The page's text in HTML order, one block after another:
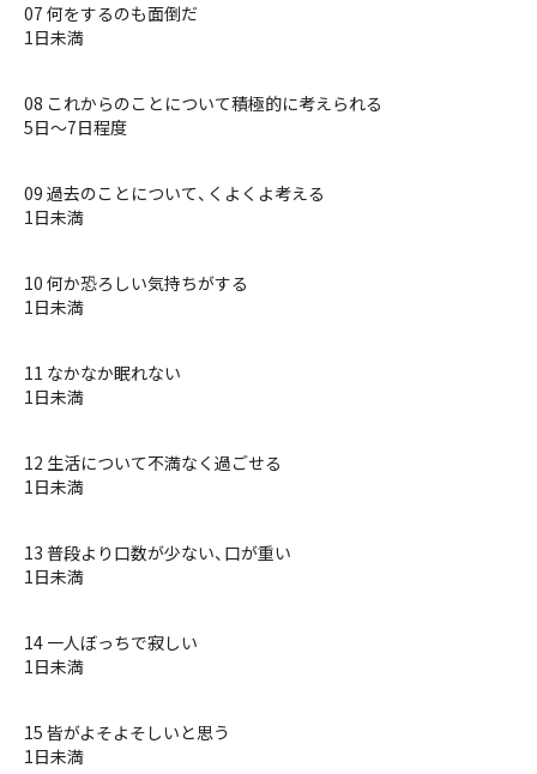
07 何をするのも面倒だ
1日未満
08 これからのことについて積極的に考えられる
5日〜7日程度
09 過去のことについて、くよくよ考える
1日未満
10 何か恐ろしい気持ちがする
1日未満
11 なかなか眠れない
1日未満
12 生活について不満なく過ごせる
1日未満
13 普段より口数が少ない、口が重い
1日未満
14 一人ぼっちで寂しい
1日未満
15 皆がよそよそしいと思う
1日未満